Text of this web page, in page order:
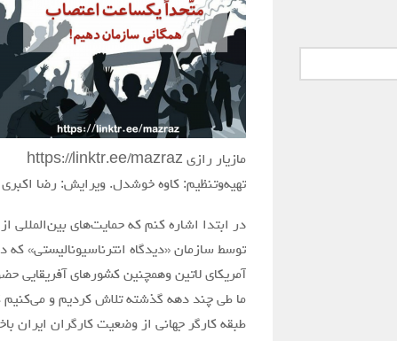
مازیار رازی https://linktr.ee/mazraz
تهیه‌وتنظیم: کاوه خوشدل. ویرایش: رضا اکبری
در ابتدا اشاره کنم که حمایت‌های بین‌المللی
توسط سازمان «دیدگاه انترناسیونالیستی»
آمریکای لاتین وهمچنین کشورهای آفریقایی
ما طی چند دهه گذشته تلاش کردیم و می‌کنیم
طبقه کارگر جهانی از وضعیت کارگران ایران